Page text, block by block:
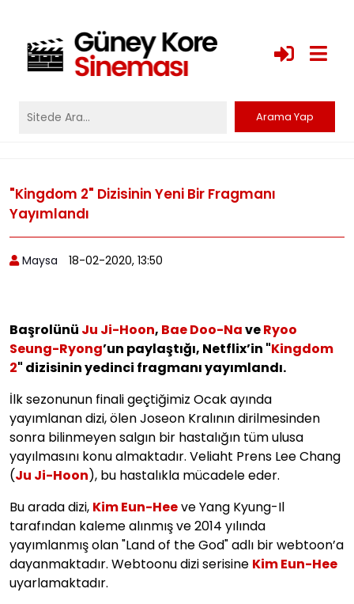
"Kingdom 2" Dizisinin Yeni Bir Fragmanı
Yayımlandı
Maysa 18-02-2020, 13:50
Başrolünü Ju Ji-Hoon, Bae Doo-NaveRyoo
Seung-Ryong’un paylaştığı, Netflix’in "Kingdom
2" dizisinin yedinci fragmanı yayımlandı.
İlk sezonunun finali geçtiğimiz Ocak ayında
yayımlanan dizi, ölen Joseon Kralının dirilmesinden
sonra bilinmeyen salgın bir hastalığın tüm ulusa
yayılmasını konu almaktadır. Veliaht Prens Lee Chang
(Ju Ji-Hoon), bu hastalıkla mücadele eder.
Bu arada dizi, Kim Eun-Heeve Yang Kyung-Il
tarafından kaleme alınmış ve 2014 yılında
yayımlanmış olan "Land of the God" adlı bir webtoon’a
dayanmaktadır. Webtoonu dizi serisine Kim Eun-Hee
uyarlamaktadır.